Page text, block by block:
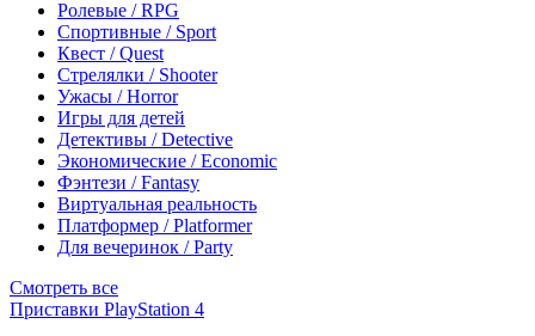
Ролевые / RPG
Спортивные / Sport
Квест / Quest
Стрелялки / Shooter
Ужасы / Horror
Игры для детей
Детективы / Detective
Экономические / Economic
Фэнтези / Fantasy
Виртуальная реальность
Платформер / Platformer
Для вечеринок / Party
Смотреть все
Приставки PlayStation 4